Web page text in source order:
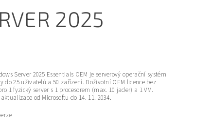
2025
Server 2025 Essentials OEM je serverový operační systém
do 25 uživatelů a 50 zařízení. Doživotní OEM licence bez
1 fyzický server s 1 procesorem (max. 10 jader) a 1 VM.
od Microsoftu do 14. 11. 2034.